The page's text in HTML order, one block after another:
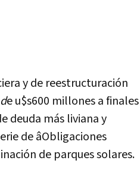
y de reestructuración
e u$s600 millones a finales
deuda más liviana y
de âObligaciones
de parques solares.